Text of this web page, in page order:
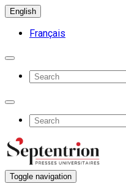
English
Français
Toggle navigation